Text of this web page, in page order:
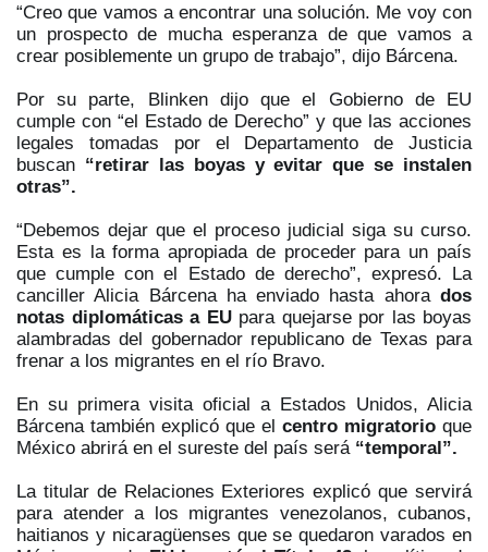
“Creo que vamos a encontrar una solución. Me voy con
un prospecto de mucha esperanza de que vamos a
crear posiblemente un grupo de trabajo”, dijo Bárcena.
Por su parte, Blinken dijo que el Gobierno de EU
cumple con “el Estado de Derecho” y que las acciones
legales tomadas por el Departamento de Justicia
buscan “retirar las boyas y evitar que se instalen
otras”.
“Debemos dejar que el proceso judicial siga su curso.
Esta es la forma apropiada de proceder para un país
que cumple con el Estado de derecho”, expresó. La
canciller Alicia Bárcena ha enviado hasta ahora dos
notas diplomáticas a EUpara quejarse por las boyas
alambradas del gobernador republicano de Texas para
frenar a los migrantes en el río Bravo.
En su primera visita oficial a Estados Unidos, Alicia
Bárcena también explicó que el centro migratorio que
México abrirá en el sureste del país será “temporal”.
La titular de Relaciones Exteriores explicó que servirá
para atender a los migrantes venezolanos, cubanos,
haitianos y nicaragüenses que se quedaron varados en